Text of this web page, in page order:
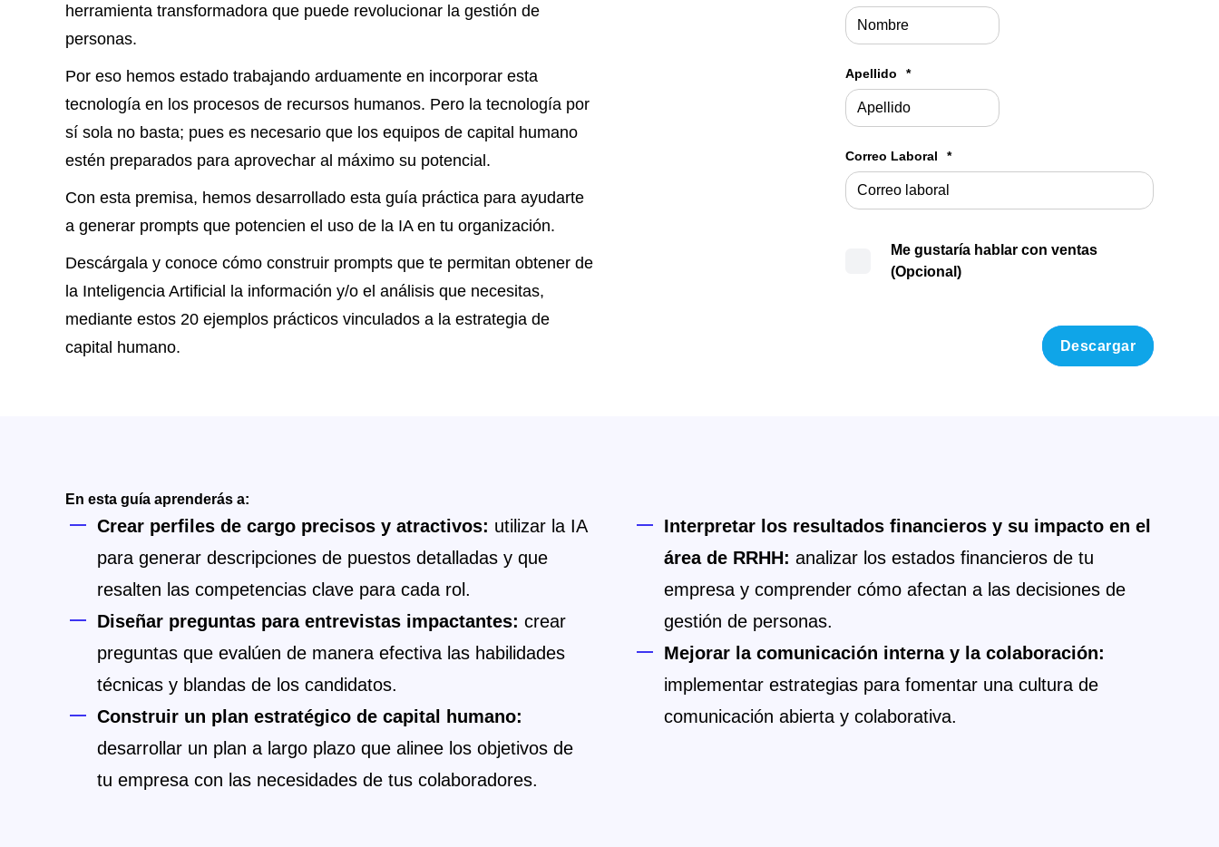
herramienta transformadora que puede revolucionar la gestión de
personas.
Por eso hemos estado trabajando arduamente en incorporar esta
tecnología en los procesos de recursos humanos. Pero la tecnología por
sí sola no basta; pues es necesario que los equipos de capital humano
estén preparados para aprovechar al máximo su potencial.
Con esta premisa, hemos desarrollado esta guía práctica para ayudarte
a generar prompts que potencien el uso de la IA en tu organización.
Descárgala y conoce cómo construir prompts que te permitan obtener de
la Inteligencia Artificial la información y/o el análisis que necesitas,
mediante estos 20 ejemplos prácticos vinculados a la estrategia de
capital humano.
Apellido *
Correo Laboral *
Me gustaría hablar con ventas
(Opcional)
En esta guía aprenderás a:
Crear perfiles de cargo precisos y atractivos: utilizar la IA
para generar descripciones de puestos detalladas y que
resalten las competencias clave para cada rol.
Diseñar preguntas para entrevistas impactantes: crear
preguntas que evalúen de manera efectiva las habilidades
técnicas y blandas de los candidatos.
Construir un plan estratégico de capital humano:
desarrollar un plan a largo plazo que alinee los objetivos de
tu empresa con las necesidades de tus colaboradores.
Interpretar los resultados financieros y su impacto en el
área de RRHH: analizar los estados financieros de tu
empresa y comprender cómo afectan a las decisiones de
gestión de personas.
Mejorar la comunicación interna y la colaboración:
implementar estrategias para fomentar una cultura de
comunicación abierta y colaborativa.